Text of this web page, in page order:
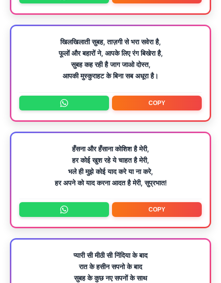
खिलखिलाती सुबह, ताज़गी से भरा सवेरा है,
फूलों और बहारों ने, आपके लिए रंग बिखेरा है,
सुबह कह रही है जाग जाओ दोस्त,
आपकी मुस्कुराहट के बिना सब अधूरा है।
COPY
हँसना और हँसाना कोशिश है मेरी,
हर कोई खुश रहे ये चाहत है मेरी,
भले ही मुझे कोई याद करे या ना करे,
हर अपने को याद करना आदत है मेरी, सुप्रभात!
COPY
प्यारी सी मीठी सी निंदिया के बाद
रात के हसीन सपनो के बाद
सुबह के कुछ नए सपनों के साथ